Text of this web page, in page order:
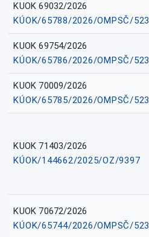
KUOK 69032/2026
KÚOK/65788/2026/OMPSČ/523
KUOK 69754/2026
KÚOK/65786/2026/OMPSČ/523
KUOK 70009/2026
KÚOK/65785/2026/OMPSČ/523
KUOK 71403/2026
KÚOK/144662/2025/OZ/9397
KUOK 70672/2026
KÚOK/65744/2026/OMPSČ/523